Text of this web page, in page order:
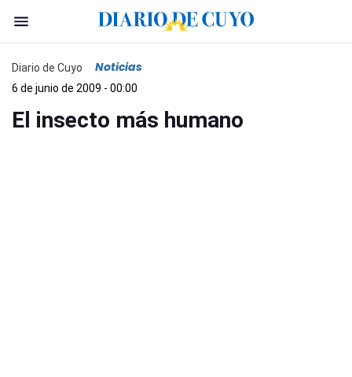
Diario de Cuyo Noticias
6 de junio de 2009 - 00:00
El insecto más humano